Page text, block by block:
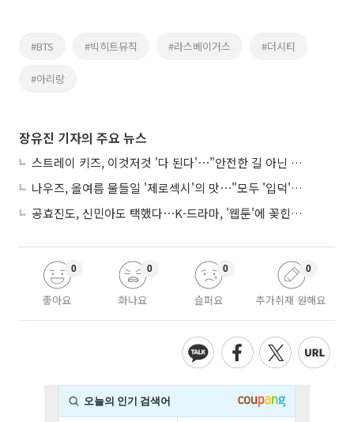
#BTS #빅히트뮤직 #라스베이거스 #더시티
#아리랑
장유진 기자의 주요 뉴스
스트레이 키즈, 이것저것 '다 된다'⋯"안전한 길 아닌 도전이 재밌어"
나우즈, 올여름 물들일 '제로섹시'의 맛⋯"모두 '입덕'시킬 것"
공효진도, 신민아도 택했다⋯K-드라마, '웹툰'에 꽂힌 이유
좋아요
0
화나요
0
슬퍼요
0
추가취재 원해요
0